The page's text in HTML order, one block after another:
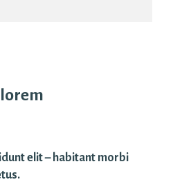
elit – habitant morbi